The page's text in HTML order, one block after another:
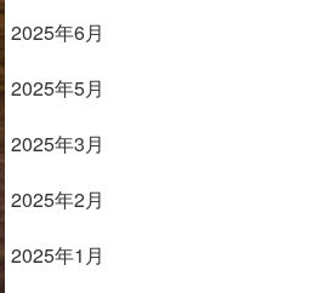
2025年6月
2025年5月
2025年3月
2025年2月
2025年1月